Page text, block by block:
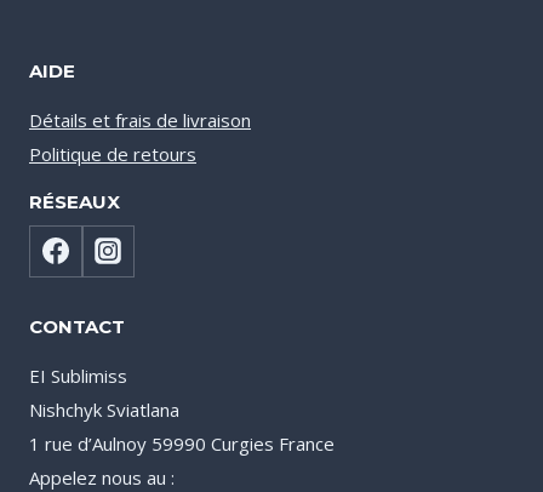
AIDE
Détails et frais de livraison
Politique de retours
RÉSEAUX
CONTACT
EI Sublimiss
Nishchyk Sviatlana
1 rue d’Aulnoy 59990 Curgies France
Appelez nous au :